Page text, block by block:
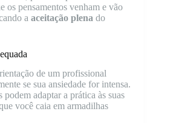
os pensamentos venham e vão
a aceitação plena do
de um profissional
se sua ansiedade for intensa.
podem adaptar a prática às suas
você caia em armadilhas